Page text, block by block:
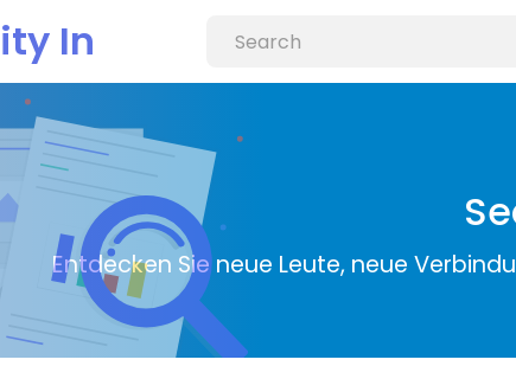
In
Entdecken Sie neue Leute, neue